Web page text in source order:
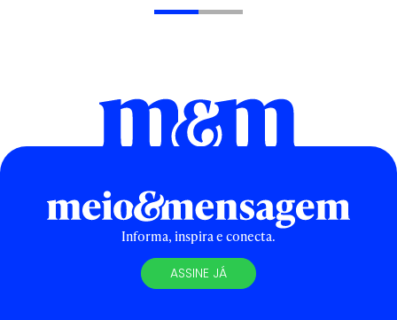
Informa, inspira e conecta.
ASSINE JÁ